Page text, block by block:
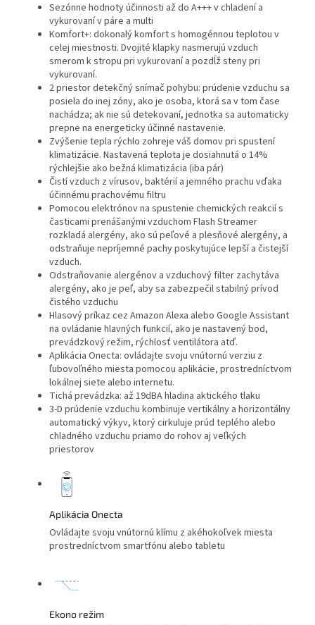
Sezónne hodnoty účinnosti až do A+++ v chladení a
vykurovaní v páre a multi
Komfort+: dokonalý komfort s homogénnou teplotou v
celej miestnosti. Dvojité klapky nasmerujú vzduch
smerom k stropu pri vykurovaní a pozdĺž steny pri
vykurovaní.
2 priestor detekčný snímač pohybu: prúdenie vzduchu sa
posiela do inej zóny, ako je osoba, ktorá sa v tom čase
nachádza; ak nie sú detekovaní, jednotka sa automaticky
prepne na energeticky účinné nastavenie.
Zvýšenie tepla rýchlo zohreje váš domov pri spustení
klimatizácie. Nastavená teplota je dosiahnutá o 14%
rýchlejšie ako bežná klimatizácia (iba pár)
Čistí vzduch z vírusov, baktérií a jemného prachu vďaka
účinnému prachovému filtru
Pomocou elektrónov na spustenie chemických reakcií s
časticami prenášanými vzduchom Flash Streamer
rozkladá alergény, ako sú peľové a plesňové alergény, a
odstraňuje nepríjemné pachy poskytujúce lepší a čistejší
vzduch.
Odstraňovanie alergénov a vzduchový filter zachytáva
alergény, ako je peľ, aby sa zabezpečil stabilný prívod
čistého vzduchu
Hlasový príkaz cez Amazon Alexa alebo Google Assistant
na ovládanie hlavných funkcií, ako je nastavený bod,
prevádzkový režim, rýchlosť ventilátora atď.
Aplikácia Onecta: ovládajte svoju vnútornú verziu z
ľubovoľného miesta pomocou aplikácie, prostredníctvom
lokálnej siete alebo internetu.
Tichá prevádzka: až 19dBA hladina aktického tlaku
3-D prúdenie vzduchu kombinuje vertikálny a horizontálny
automatický výkyv, ktorý cirkuluje prúd teplého alebo
chladného vzduchu priamo do rohov aj veľkých
priestorov
Aplikácia Onecta
Ovládajte svoju vnútornú klímu z akéhokoľvek miesta
prostredníctvom smartfónu alebo tabletu
Ekono režim